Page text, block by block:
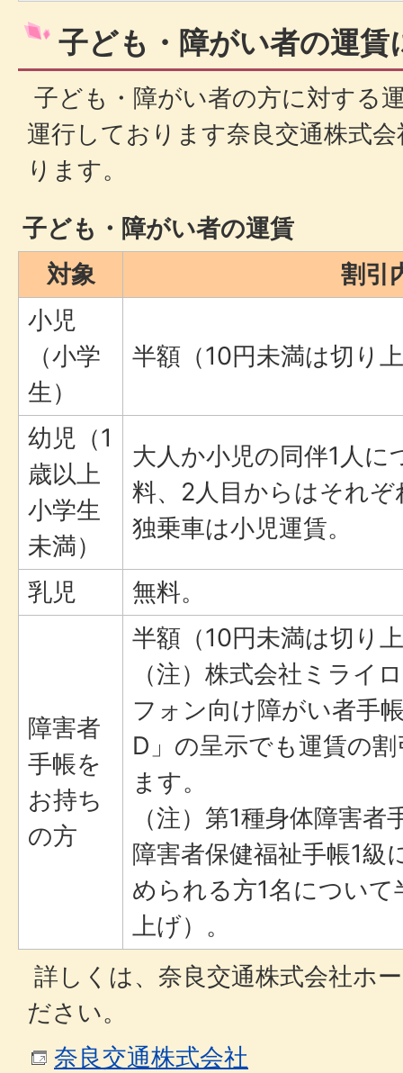
子ども・障がい者の運賃
子ども・障がい者の方に対する
運行しております奈良交通株式
ります。
子ども・障がい者の運賃
対象
割引
小児
（小学
生）
半額（10円未満は切り
幼児（1
歳以上
小学生
未満）
大人か小児の同伴1人に
料、2人目からはそれ
独乗車は小児運賃。
乳児 無料。
障害者
手帳を
お持ち
の方
半額（10円未満は切り
（注）株式会社ミライ
フォン向け障がい者手
D」の呈示でも運賃の
ます。
（注）第1種身体障害
障害者保健福祉手帳1級
められる方1名につい
上げ）。
詳しくは、奈良交通株式会社ホ
ださい。
奈良交通株式会社